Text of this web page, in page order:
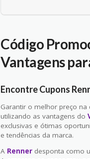
Código
Vantagens
Encontre Cupons
Garantir o melhor preço
utilizando as vantagens do
exclusivas e ótimas
e tendências da marca.
A Renner desponta como